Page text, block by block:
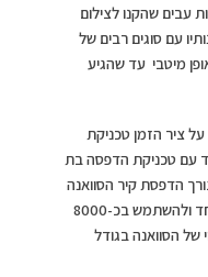
עבים שהקנו לצילום
עם סוגים רבים של
מיטבי עד שהגיע
ציר הזמן טכניקת
יותר מ-6,000 שנה יחד עם טכניקת הדפסה בת
הדפסת קיר הסוואנה
, בכוונת רמי זאבי לבנות נול גדול במיוחד ולהשתמש בכ-8000
של הסוואנה בגודל